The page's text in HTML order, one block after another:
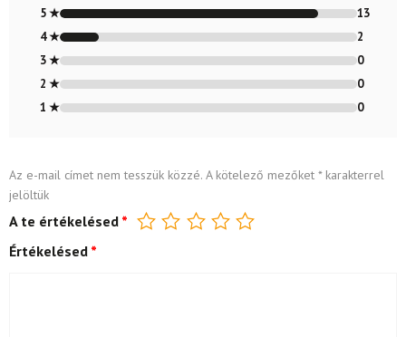
4.87/ 5
5 ★
13
4 ★
2
3 ★
0
2 ★
0
1 ★
0
Az e-mail címet nem tesszük közzé. A kötelező mezőket *karakterrel
jelöltük
A te értékelésed *
Értékelésed *